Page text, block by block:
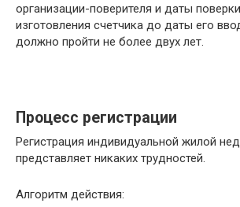
организации-поверителя и даты
изготовления счетчика до даты его
должно пройти не более двух лет.
Процесс регистрации
Регистрация индивидуальной жилой
представляет никаких трудностей.
Алгоритм действия: